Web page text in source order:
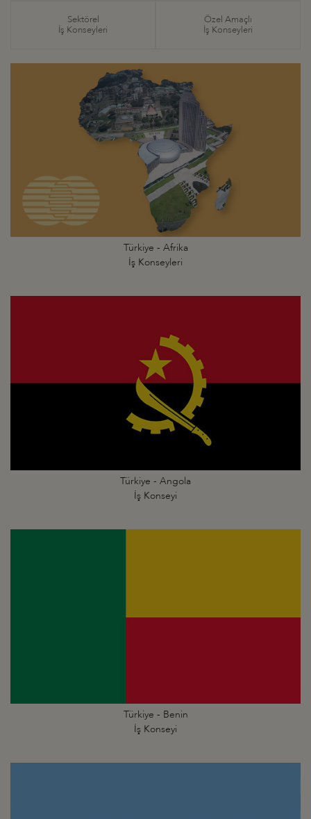
Sektörel
İş Konseyleri
Özel Amaçlı
İş Konseyleri
Türkiye - Afrika
İş Konseyleri
Türkiye - Angola
İş Konseyi
Türkiye - Benin
İş Konseyi